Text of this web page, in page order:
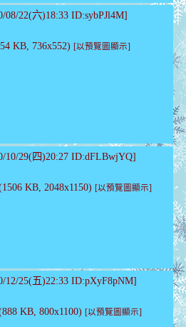
08/22(六)18:33 ID:sybPJl4M]
KB, 736x552) [以預覽圖顯示]
10/29(四)20:27 ID:dFLBwjYQ]
KB, 2048x1150) [以預覽圖顯示]
12/25(五)22:33 ID:pXyF8pNM]
KB, 800x1100) [以預覽圖顯示]